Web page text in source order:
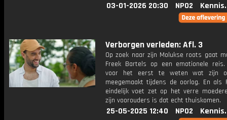
03-01-2026 20:30 NPO2
Verborgen verleden: Afl. 3
Op zoek naar zijn Molukse roots gaat
Freek Bartels op een emotionele
voor het eerst te weten wat zijn
meegemaakt tijdens de oorlog. En als
eindelijk voet zet op het verre
zijn voorouders is dat echt thuiskomen.
25-05-2025 12:40 NPO2